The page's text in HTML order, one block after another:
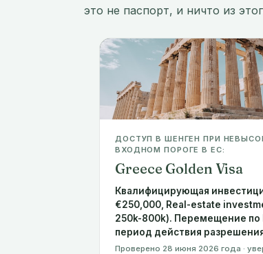
это не паспорт, и ничто из
ДОСТУП В ШЕНГЕН ПРИ
ВХОДНОМ ПОРОГЕ В ЕС:
Greece Golden Visa
Квалифицирующая
€250,000, Real-estate
250k-800k). Перемещение по
период действия
Проверено 28 июня 2026 года ·